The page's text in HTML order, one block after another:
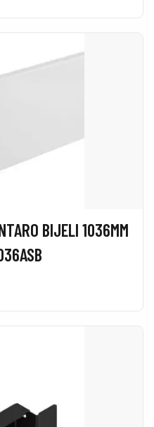
BIJELI 1036MM